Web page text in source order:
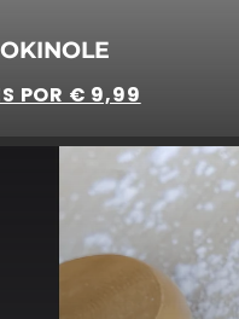
POR € 9,99